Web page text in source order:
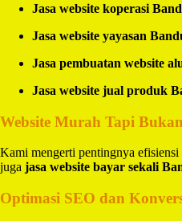
Jasa website koperasi
Jasa website yayasan
Jasa pembuatan website
Jasa website jual produk
Website Murah Tapi
Kami mengerti pentingnya
juga jasa website bayar sekali
Optimasi SEO dan